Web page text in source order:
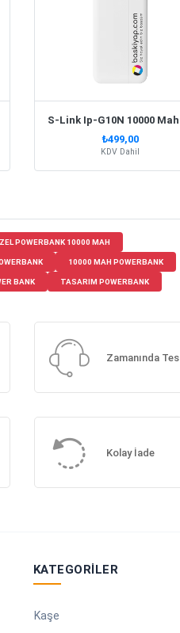
₺499,00
KDV Dahil
POWERBANK 10000 MAH
10000 MAH POWERBANK
BANK TASARIM POWERBANK
Zamanında
Kolay İade
KATEGORILER
Kaşe